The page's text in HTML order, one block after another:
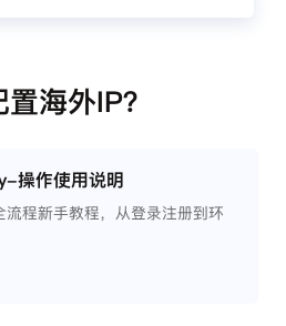
海外IP？
操作使用说明
程新手教程，从登录注册到环